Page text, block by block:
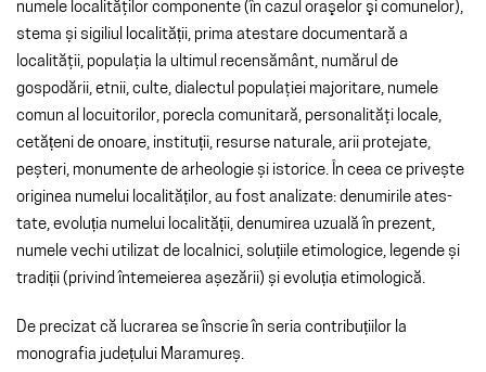
numele localităţilor compo­nente (în cazul oraşelor şi comunelor),
stema și sigiliul localității, prima atestare docu­mentară a
localităţii, populaţia la ultimul recen­sământ, numărul de
gospodării, etnii, culte, dialectul popu­laţiei majoritare, numele
comun al locuitorilor, porecla comunitară, personalităţi locale,
cetățeni de onoare, instituții, resurse naturale, arii protejate,
peșteri, monu­mente de arhe­ologie și istorice. În ceea ce privește
originea numelui localităților, au fost analizate: denu­mirile ates­
tate, evo­luția numelui localității, denumirea uzuală în prezent,
numele vechi utili­zat de localnici, soluțiile etimologice, legende și
tradiții (privind înte­meierea așezării) și evoluția eti­mo­logică.
De precizat că lucrarea se înscrie în seria contribuțiilor la
monografia județului Maramureș.